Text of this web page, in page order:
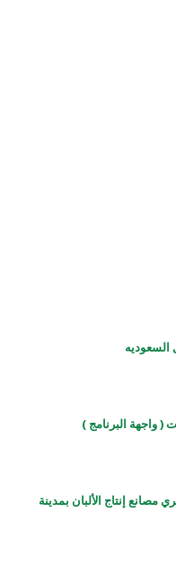
( واجهة البرنامج )
إنتاج الألبان بمدينة